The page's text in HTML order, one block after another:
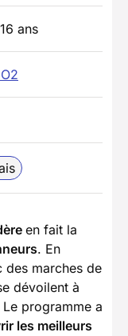
ans
en fait la
. En
des marches de
dévoilent à
programme a
les meilleurs